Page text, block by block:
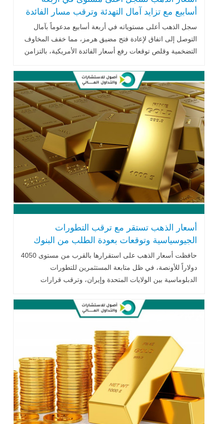
أسابيع مع تزايد آمال التهدئة وترقب مسار الفائدة
الأمريكية
سجل الذهب أعلى مستوياته في أربعة أسابيع مدعوماً بآمال
التوصل إلى اتفاق لإعادة فتح مضيق هرمز، مما خفف المخاوف
التضخمية وقلص توقعات رفع أسعار الفائدة الأمريكية، بالتزامن
أسعار الذهب تستقر مع ترقب التطورات
الجيوسياسية وتوقعات بعودة الطلب من البنوك
المركزية
حافظت أسعار الذهب على استقرارها بالقرب من مستوى 4050
دولاراً للأونصة، في ظل متابعة المستثمرين للتطورات
الدبلوماسية بين الولايات المتحدة وإيران، وترقب قرارات
المالية بشأن مستقبل المعدن الأصفر، مدعومة بإمكانية عودة
مشتريات البنوك المركزية خلال الفترة المقبلة.